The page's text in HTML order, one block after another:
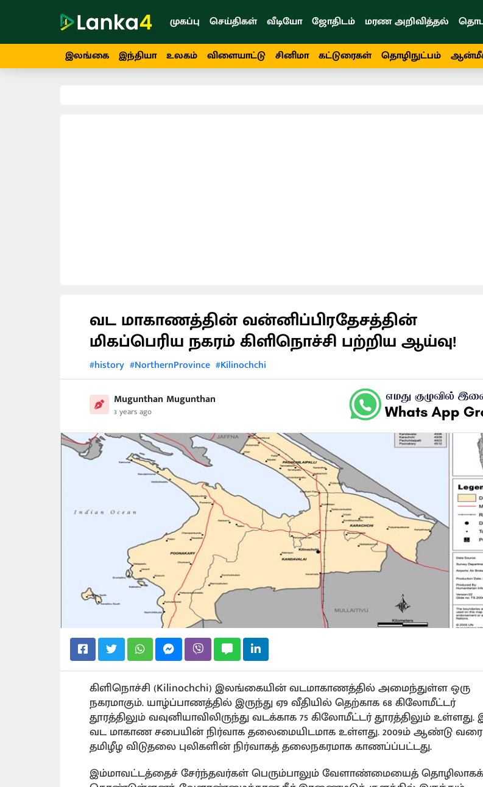
முகப்பு செய்திகள் வீடியோ ஜோதிடம் மரண அறிவித்தல்
இலங்கை இந்தியா உலகம் விளையாட்டு சினிமா கட்டுரைகள் தொழிநுட்பம்
வட மாகாணத்தின் வன்னிப்பிரதேசத்தின்
மிகப்பெரிய நகரம் கிளிநொச்சி பற்றிய ஆய்வு!
#history #NorthernProvince #Kilinochchi
Mugunthan Mugunthan
3 years ago
கிளிநொச்சி (Kilinochchi) இலங்கையின் வடமாகாணத்தில் அமைந்துள்ள ஒரு
நகரமாகும். யாழ்ப்பாணத்தில் இருந்து ஏ9 வீதியில் தெற்காக 68 கிலோமீட்டர்
தூரத்திலும் வவுனியாவிலிருந்து வடக்காக 75 கிலோமீட்டர் தூரத்திலும் உள்ளது.
வட மாகாண சபையின் நிர்வாக தலைமையிடமாக உள்ளது. 2009ம் ஆண்டு வரை
தமிழீழ விடுதலை புலிகளின் நிர்வாகத் தலைநகரமாக காணப்ப்பட்டது.
இம்மாவட்டத்தைச் சேர்ந்தவர்கள் பெரும்பாலும் வேளாண்மையைத் தொழிலாகக்